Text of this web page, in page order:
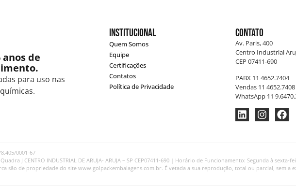
anos de
para uso nas
Institucional
Quem Somos
Equipe
Certificações
Contatos
Política de Privacidade
Contato
Av. Paris, 400
Centro Industrial
CEP 07411-690
PABX 11 4652.7404
Vendas 11 4652.7408
WhatsApp 11
0001-67
J CENTRO INDUSTRIAL DE ARUJA- ARUJA – SP CEP07411-690 | Horário de Funcionamento: Segunda à sexta-
são de propriedade do site www.golpackembalagens.com.br. É vetada a sua reprodução, total ou parcial, sem a